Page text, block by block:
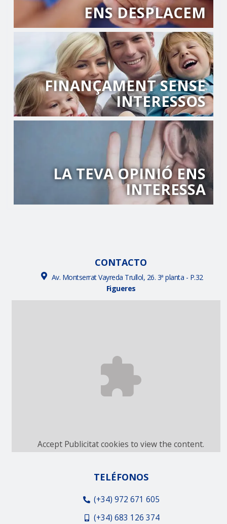
ENS DESPLACEM
FINANÇAMENT SENSE
INTERESSOS
LA TEVA OPINIÓ ENS
INTERESSA
CONTACTO
Av. Montserrat Vayreda Trullol, 26. 3ª planta - P.32
Figueres
Accept Publicitatcookies to view the content.
TELÉFONOS
(+34) 972 671 605
(+34) 683 126 374